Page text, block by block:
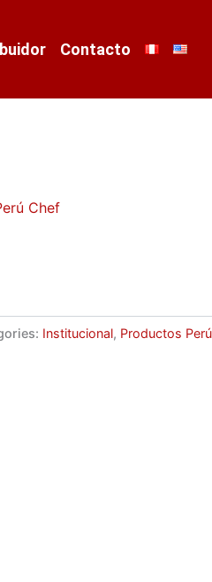
Contacto
Chef
Institucional, Productos